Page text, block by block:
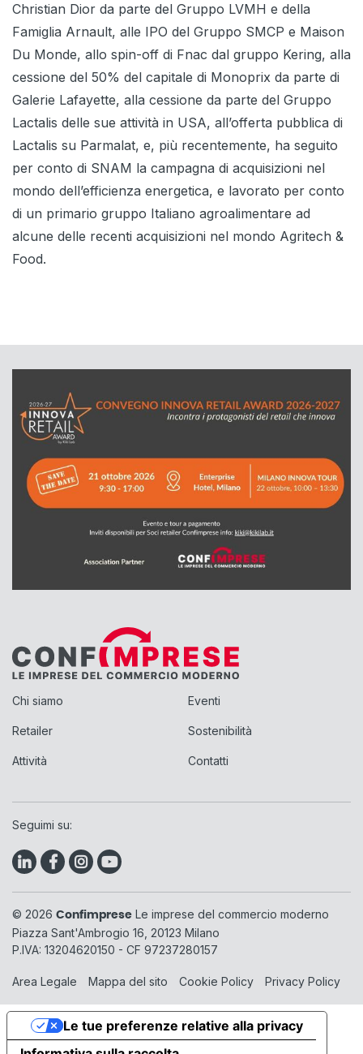
Christian Dior da parte del Gruppo LVMH e della
Famiglia Arnault, alle IPO del Gruppo SMCP e Maison
Du Monde, allo spin-off di Fnac dal gruppo Kering, alla
cessione del 50% del capitale di Monoprix da parte di
Galerie Lafayette, alla cessione da parte del Gruppo
Lactalis delle sue attività in USA, all’offerta pubblica di
Lactalis su Parmalat, e, più recentemente, ha seguito
per conto di SNAM la campagna di acquisizioni nel
mondo dell’efficienza energetica, e lavorato per conto
di un primario gruppo Italiano agroalimentare ad
alcune delle recenti acquisizioni nel mondo Agritech &
Food.
Chi siamo
Retailer
Attività
Eventi
Sostenibilità
Contatti
Seguimi su:
© 2026 Confimprese Le imprese del commercio moderno
Piazza Sant'Ambrogio 16, 20123 Milano
P.IVA: 13204620150 - CF 97237280157
Area Legale Mappa del sito Cookie Policy Privacy Policy
Le tue preferenze relative alla privacy